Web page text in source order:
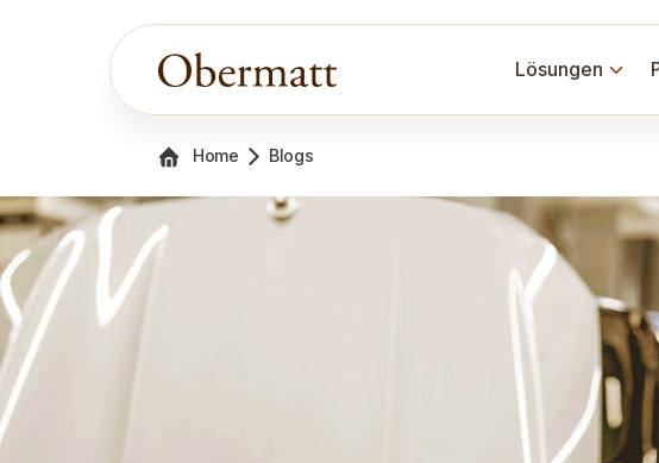
Lösungen
Home Blogs